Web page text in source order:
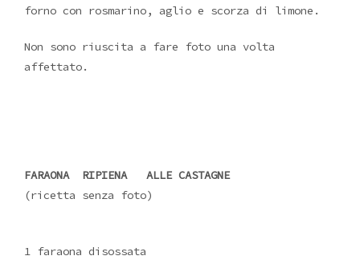
forno con rosmarino, aglio e scorza di limone.
Non sono riuscita a fare foto una volta
affettato.
FARAONA RIPIENA ALLE CASTAGNE
(ricetta senza foto)
1 faraona disossata